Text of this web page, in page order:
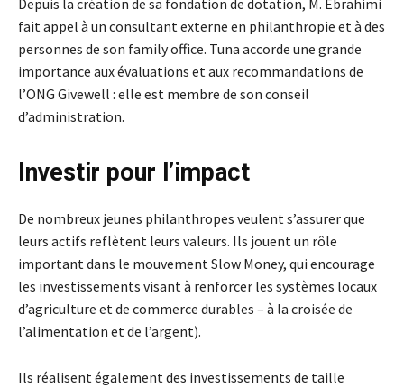
fait appel à un consultant externe en philanthropie et à des
personnes de son family office. Tuna accorde une grande
importance aux évaluations et aux recommandations de
l’ONG Givewell : elle est membre de son conseil
d’administration.
Investir pour l’impact
De nombreux jeunes philanthropes veulent s’assurer que
leurs actifs reflètent leurs valeurs. Ils jouent un rôle
important dans le mouvement Slow Money, qui encourage
les investissements visant à renforcer les systèmes locaux
d’agriculture et de commerce durables – à la croisée de
l’alimentation et de l’argent).
Ils réalisent également des investissements de taille